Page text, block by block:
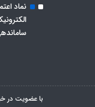
نماد
با عضویت در